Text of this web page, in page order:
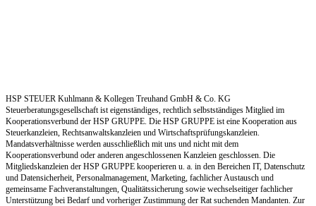
HSP STEUER Kuhlmann & Kollegen Treuhand GmbH & Co. KG
Steuerberatungsgesellschaft ist eigenständiges, rechtlich selbstständiges Mitglied im
Kooperationsverbund der HSP GRUPPE. Die HSP GRUPPE ist eine Kooperation aus
Steuerkanzleien, Rechtsanwaltskanzleien und Wirtschaftsprüfungskanzleien.
Mandatsverhältnisse werden ausschließlich mit uns und nicht mit dem
Kooperationsverbund oder anderen angeschlossenen Kanzleien geschlossen. Die
Mitgliedskanzleien der HSP GRUPPE kooperieren u. a. in den Bereichen IT, Datenschutz
und Datensicherheit, Personalmanagement, Marketing, fachlicher Austausch und
gemeinsame Fachveranstaltungen, Qualitätssicherung sowie wechselseitiger fachlicher
Unterstützung bei Bedarf und vorheriger Zustimmung der Rat suchenden Mandanten. Zur